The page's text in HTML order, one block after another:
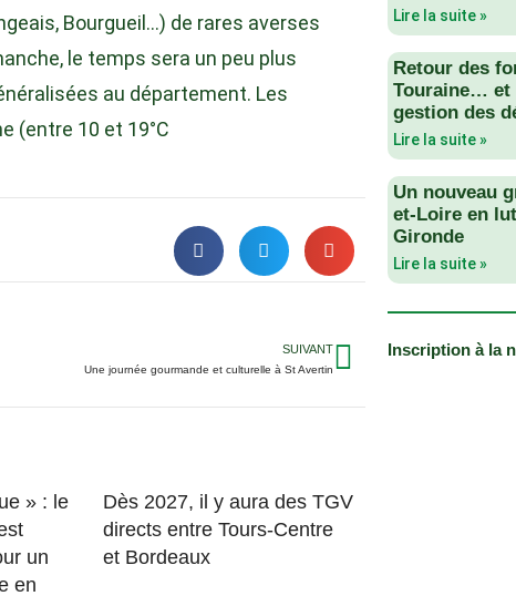
Bourgueil…) de rares averses
le temps sera un peu plus
au département. Les
(entre 10 et 19°C
SUIVANT
Une journée gourmande et culturelle à St Avertin
» : le
un
en
Dès 2027, il y aura des TGV
directs entre Tours-Centre
et Bordeaux
Lire la suite »
Retour des
Touraine… et
gestion des
Lire la suite »
Un nouveau
et-Loire en
Gironde
Lire la suite »
Inscription à la